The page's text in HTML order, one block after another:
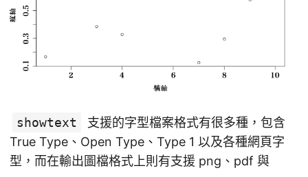
showtext
支援的字型檔案格式有很多種，包含
True Type、Open Type、Type 1 以及各種網頁字
型，而在輸出圖檔格式上則有支援 png、pdf 與